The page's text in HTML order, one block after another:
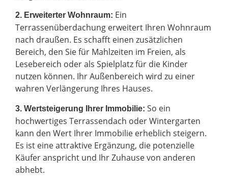
2. Erweiterter Wohnraum: Ein
Terrassenüberdachung erweitert Ihren Wohnraum
nach draußen. Es schafft einen zusätzlichen
Bereich, den Sie für Mahlzeiten im Freien, als
Lesebereich oder als Spielplatz für die Kinder
nutzen können. Ihr Außenbereich wird zu einer
wahren Verlängerung Ihres Hauses.
3. Wertsteigerung Ihrer Immobilie: So ein
hochwertiges Terrassendach oder Wintergarten
kann den Wert Ihrer Immobilie erheblich steigern.
Es ist eine attraktive Ergänzung, die potenzielle
Käufer anspricht und Ihr Zuhause von anderen
abhebt.